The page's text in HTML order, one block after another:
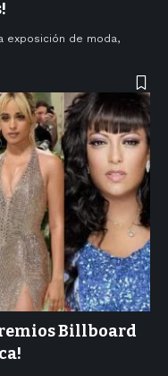
exposición de moda,
Billboard